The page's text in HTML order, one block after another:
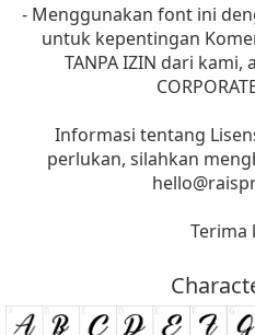
- Menggunakan font ini
untuk kepentingan
TANPA IZIN dari kami,
Informasi tentang
perlukan, silahkan
Terima